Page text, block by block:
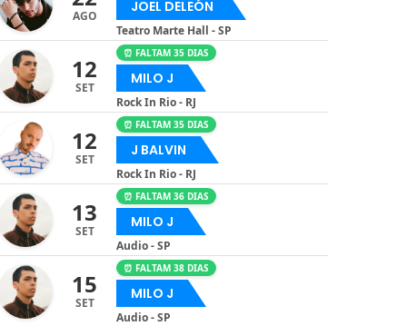
AGO
JOEL DELEÓN
Teatro Marte Hall - SP
12
SET
⏰ FALTAM 35 DIAS
MILO J
Rock In Rio - RJ
12
SET
⏰ FALTAM 35 DIAS
J BALVIN
Rock In Rio - RJ
13
SET
⏰ FALTAM 36 DIAS
MILO J
Audio - SP
15
SET
⏰ FALTAM 38 DIAS
MILO J
Audio - SP